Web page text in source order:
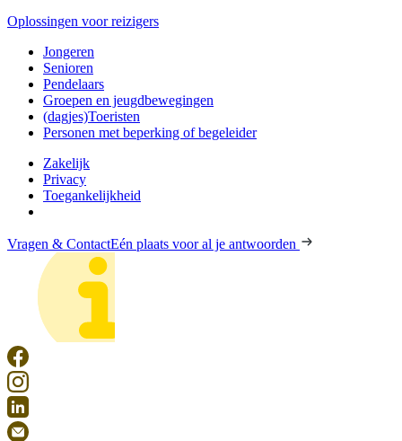
Oplossingen voor reizigers
Jongeren
Senioren
Pendelaars
Groepen en jeugdbewegingen
(dagjes)Toeristen
Personen met beperking of begeleider
Zakelijk
Privacy
Toegankelijkheid
Vragen & ContactEén plaats voor al je antwoorden